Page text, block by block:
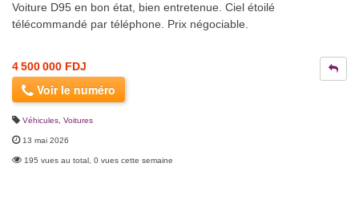
Voiture D95 en bon état, bien entretenue. Ciel étoilé
télécommandé par téléphone. Prix négociable.
4 500 000 FDJ
Voir le numéro
Véhicules Voitures
13 mai 2026
195 vues au total, 0 vues cette semaine